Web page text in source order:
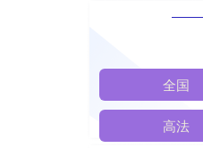
全国
高法